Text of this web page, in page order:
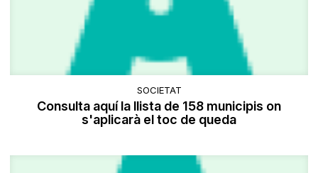
SOCIETAT
Consulta aquí la llista de 158 municipis on
s'aplicarà el toc de queda